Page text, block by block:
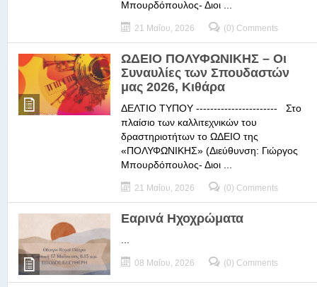
Μπουρδόπουλος- Διοι ...
21 Μαΐου, 2026 (0) Comments
ΩΔΕΙΟ ΠΟΛΥΦΩΝΙΚΗΣ – Οι
Συναυλίες των Σπουδαστών
μας 2026, Κιθάρα
ΔΕΛΤΙΟ ΤΥΠΟΥ ----------------------- Στο
πλαίσιο των καλλιτεχνικών του
δραστηριοτήτων το ΩΔΕΙΟ της
«ΠΟΛΥΦΩΝΙΚΗΣ» (Διεύθυνση: Γιώργος
Μπουρδόπουλος- Διοι ...
21 Μαΐου, 2026 (0) Comments
Εαρινά Ηχοχρώματα
08 Μαΐου, 2026 (0) Comments